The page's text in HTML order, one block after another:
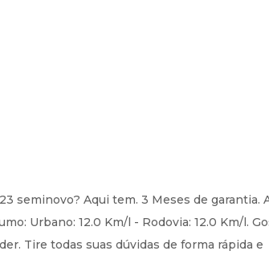
seminovo? Aqui tem. 3 Meses de garantia.
Urbano: 12.0 Km/l - Rodovia: 12.0 Km/l.
Tire todas suas dúvidas de forma rápida e